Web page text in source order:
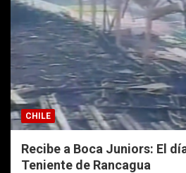
CHILE
Recibe a Boca Juniors: El
Teniente de Rancagua